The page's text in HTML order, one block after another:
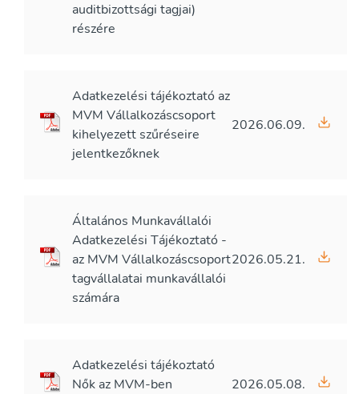
auditbizottsági tagjai)
részére
Adatkezelési tájékoztató az
MVM Vállalkozáscsoport
kihelyezett szűréseire
jelentkezőknek
2026.06.09.
Általános Munkavállalói
Adatkezelési Tájékoztató -
az MVM Vállalkozáscsoport
tagvállalatai munkavállalói
számára
2026.05.21.
Adatkezelési tájékoztató
Nők az MVM-ben
2026.05.08.